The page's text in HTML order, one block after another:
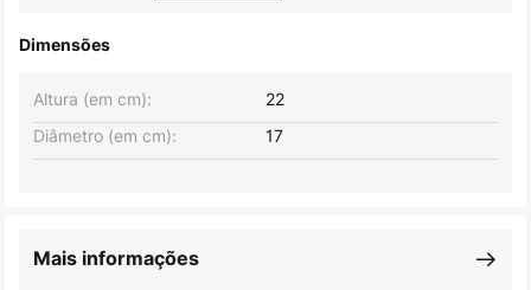
Dimensões
Altura (em cm):
22
Diâmetro (em cm):
17
Mais informações